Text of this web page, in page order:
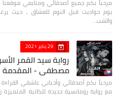
يوم حواديت قبل النوم للعشاق ، حيث
والشب…
29 يناير 2021
رواية سيد القمر
مصطفي - المقدمة
مرحباً بكم أصدقائي وأحبابي عاشقي
مع رواية رومانسية جديدة للكاتبة